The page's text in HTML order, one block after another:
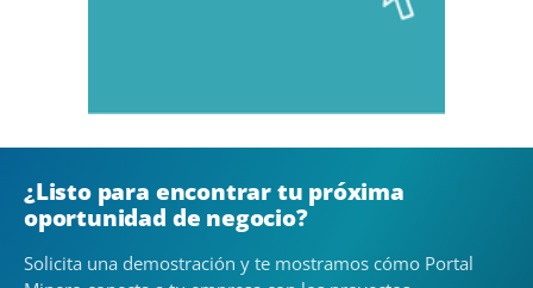
¿Listo para encontrar tu próxima
oportunidad de negocio?
Solicita una demostración y te mostramos cómo Portal